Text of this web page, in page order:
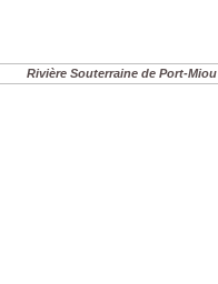
Rivière Souterraine de Port-Miou